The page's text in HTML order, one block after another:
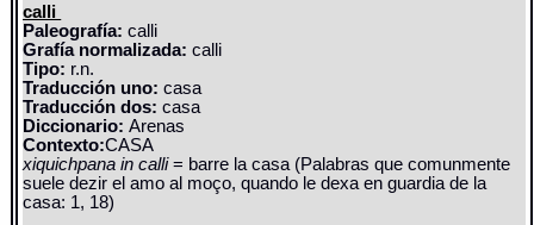
calli
Paleografía: calli
Grafía normalizada: calli
Tipo: r.n.
Traducción uno: casa
Traducción dos: casa
Diccionario:Arenas
Contexto:CASA
xiquichpana in calli= barre la casa (Palabras que comunmente
suele dezir el amo al moço, quando le dexa en guardia de la
casa: 1, 18)